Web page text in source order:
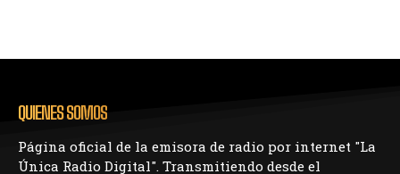
QUIENES SOMOS
Página oficial de la emisora de radio por internet "La
Única Radio Digital". Transmitiendo desde el